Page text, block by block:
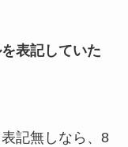
表記していた
記無しなら、8